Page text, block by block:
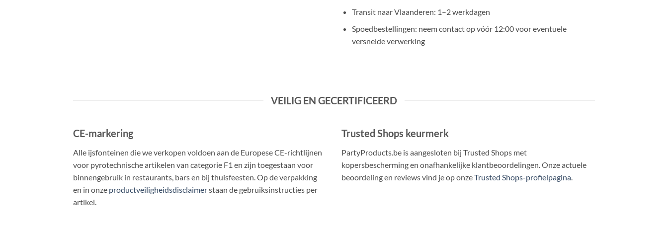
Transit naar Vlaanderen: 1–2 werkdagen
Spoedbestellingen: neem contact op vóór 12:00 voor eventuele
versnelde verwerking
VEILIG EN GECERTIFICEERD
CE-markering
Alle ijsfonteinen die we verkopen voldoen aan de Europese CE-richtlijnen
voor pyrotechnische artikelen van categorie F1 en zijn toegestaan voor
binnengebruik in restaurants, bars en bij thuisfeesten. Op de verpakking
en in onze productveiligheidsdisclaimerstaan de gebruiksinstructies per
artikel.
Trusted Shops keurmerk
PartyProducts.be is aangesloten bij Trusted Shops met
kopersbescherming en onafhankelijke klantbeoordelingen. Onze actuele
beoordeling en reviews vind je op onzeTrusted Shops-profielpagina.